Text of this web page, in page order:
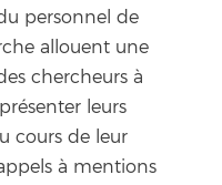
personnel de
allouent une
chercheurs à
leurs
cours de leur
à mentions